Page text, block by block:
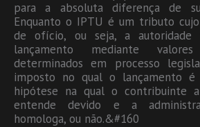
para a absoluta diferença de
Enquanto o IPTU é um tributo
de ofício, ou seja, a autoridade
lançamento mediante
determinados em processo
imposto no qual o lançamento é
hipótese na qual o contribuinte
entende devido e a
homologa, ou não.&#160